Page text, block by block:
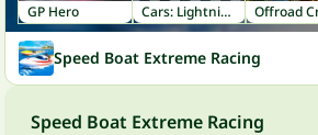
GP Hero Cars: Lightning Speed
Speed Boat Extreme Racing
Speed Boat Extreme Racing